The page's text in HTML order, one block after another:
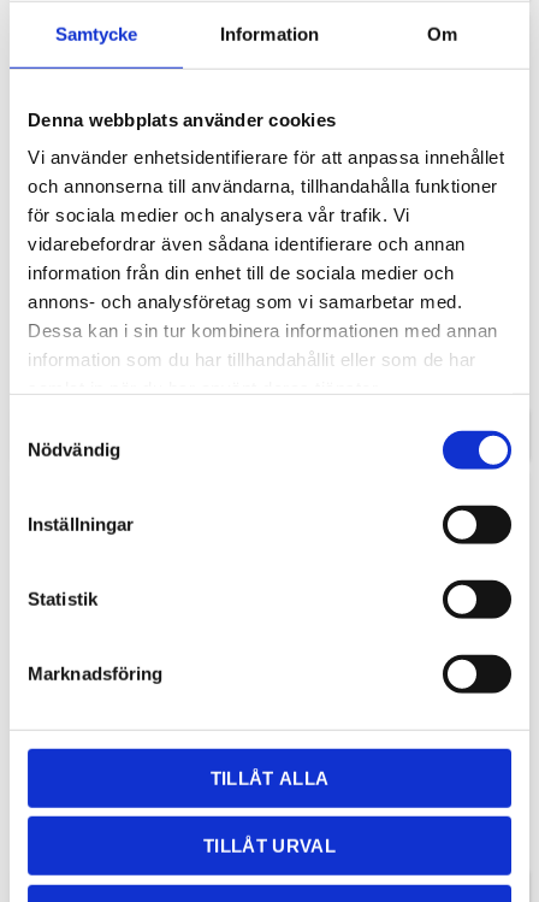
Samtycke Information Om
Denna webbplats använder cookies
Vi använder enhetsidentifierare för att anpassa innehållet
och annonserna till användarna, tillhandahålla funktioner
för sociala medier och analysera vår trafik. Vi
vidarebefordrar även sådana identifierare och annan
information från din enhet till de sociala medier och
annons- och analysföretag som vi samarbetar med.
Dessa kan i sin tur kombinera informationen med annan
information som du har tillhandahållit eller som de har
Nödvändig
Inställningar
Statistik
Marknadsföring
TILLÅT ALLA
TILLÅT URVAL
Astris Flex 2034
Diskbänk Astris Flex 2 hoar 1 st
200x400 mm och 1 st 340x400 mm
med radie 14mm i hörn och med
låg mellanvägg som är ca 4mm i
Astris 740
Disklåda med radie 14mm i hörn
740x400x200mm
Astris 340
hörn.
Astris Flex 3636
Diskbänk Astris Flex 2 st hoar
och med låg tunn mellanvägg ca